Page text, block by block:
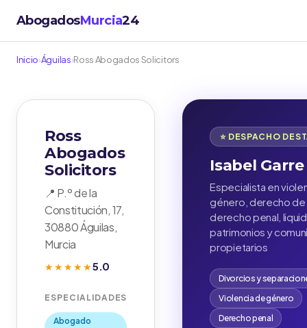
AbogadosMurcia24
Inicio›Águilas›Ross Abogados Solicitors
Ross
Abogados
Solicitors
📍 P.º de la
Constitución, 17,
30880 Águilas,
Murcia
★★★★★5.0
ESPECIALIDADES
Abogado
⭐ DESPACHO
Isabel Garre
Especialista en
género, derecho de
derecho penal,
patrimonios y
propietarios
Divorcios y
Violencia de género
Derecho penal